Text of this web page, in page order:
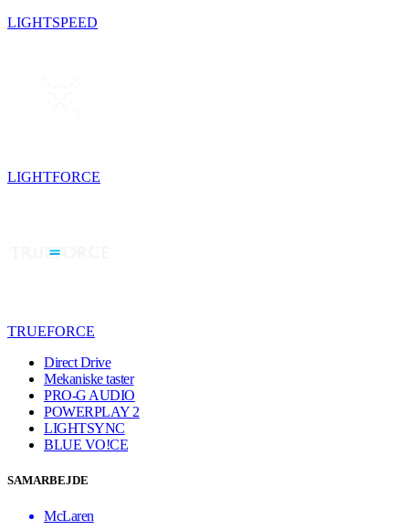
LIGHTSPEED
LIGHTFORCE
TRUEFORCE
Direct Drive
Mekaniske taster
PRO-G AUDIO
POWERPLAY 2
LIGHTSYNC
BLUE VO!CE
SAMARBEJDE
McLaren